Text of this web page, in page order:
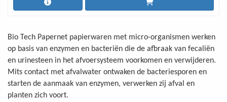
Bio Tech Papernet papierwaren met micro-organismen werken
op basis van enzymen en bacteriën die de afbraak van fecaliën
en urinesteen in het afvoersysteem voorkomen en verwijderen.
Mits contact met afvalwater ontwaken de bacteriesporen en
starten de aanmaak van enzymen, verwerken zij afval en
planten zich voort.